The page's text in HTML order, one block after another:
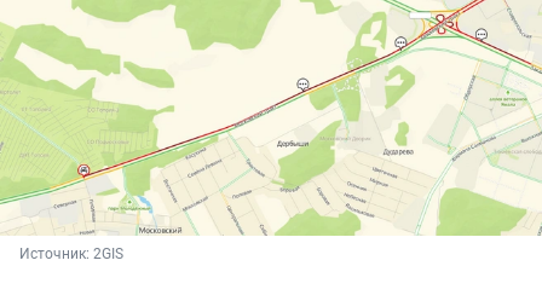
Источник: 2GIS